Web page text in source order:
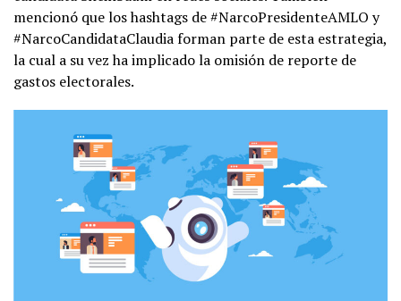
mencionó que los hashtags de #NarcoPresidenteAMLO y
#NarcoCandidataClaudia forman parte de esta estrategia,
la cual a su vez ha implicado la omisión de reporte de
gastos electorales.